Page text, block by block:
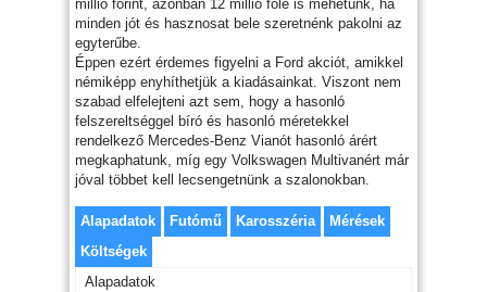
millió forint, azonban 12 millió fölé is mehetünk, ha
minden jót és hasznosat bele szeretnénk pakolni az
egyterűbe.
Éppen ezért érdemes figyelni a Ford akciót, amikkel
némiképp enyhíthetjük a kiadásainkat. Viszont nem
szabad elfelejteni azt sem, hogy a hasonló
felszereltséggel bíró és hasonló méretekkel
rendelkező Mercedes-Benz Vianót hasonló árért
megkaphatunk, míg egy Volkswagen Multivanért már
jóval többet kell lecsengetnünk a szalonokban.
Alapadatok Futómű Karosszéria
Mérések
Költségek
Alapadatok